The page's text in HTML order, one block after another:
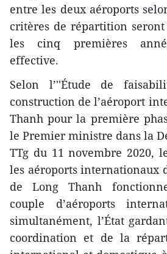
entre les deux aéroports
critères de répartition
les cinq premières
effective.
Selon l’''Étude de
construction de l’aéroport
Thanh pour la première
le Premier ministre dans la
TTg du 11 novembre 2020,
les aéroports internationaux
de Long Thanh
couple d’aéroports
simultanément, l’État
coordination et de la